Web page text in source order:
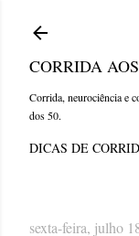
CORRIDA
Corrida, neurociência e
dos 50.
DICAS DE
sexta-feira, julho